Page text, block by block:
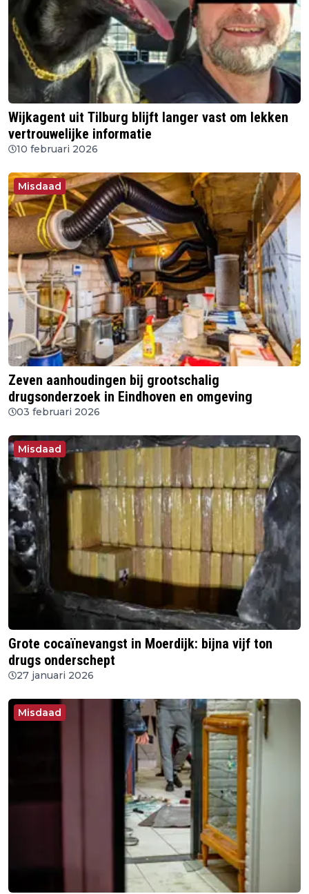
Wijkagent uit Tilburg blijft langer vast om lekken
vertrouwelijke informatie
10 februari 2026
Misdaad
Zeven aanhoudingen bij grootschalig
drugsonderzoek in Eindhoven en omgeving
03 februari 2026
Misdaad
Grote cocaïnevangst in Moerdijk: bijna vijf ton
drugs onderschept
27 januari 2026
Misdaad